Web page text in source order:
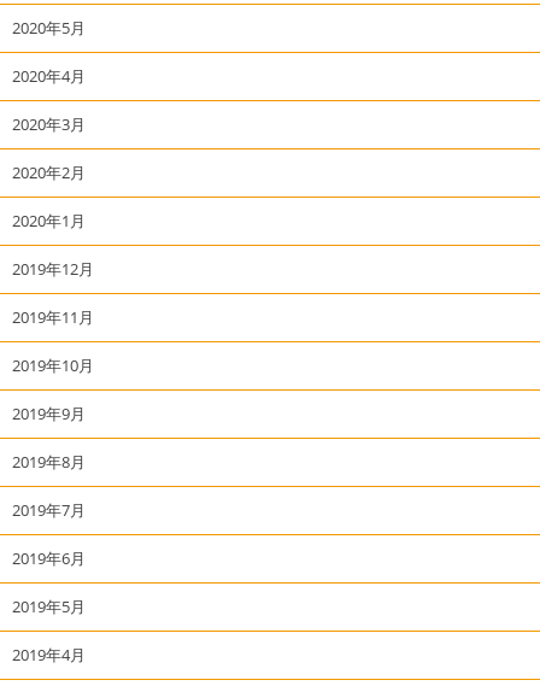
2020年5月
2020年4月
2020年3月
2020年2月
2020年1月
2019年12月
2019年11月
2019年10月
2019年9月
2019年8月
2019年7月
2019年6月
2019年5月
2019年4月